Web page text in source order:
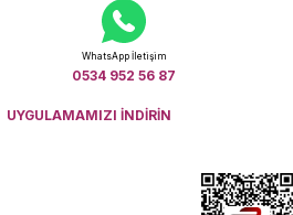
WhatsApp İletişim
0534 952 56 87
UYGULAMAMIZI İNDİRİN